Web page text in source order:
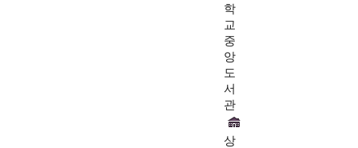
학
교
중
앙
도
서
관
상